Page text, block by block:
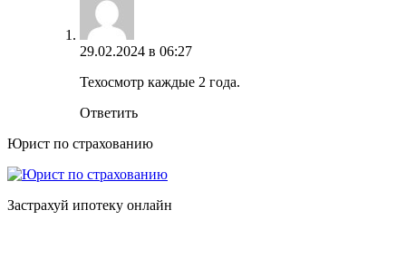
29.02.2024 в 06:27
Техосмотр каждые 2 года.
Ответить
Юрист по страхованию
Застрахуй ипотеку онлайн